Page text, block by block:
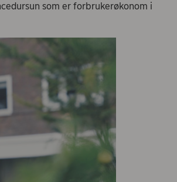
som er forbrukerøkonom i